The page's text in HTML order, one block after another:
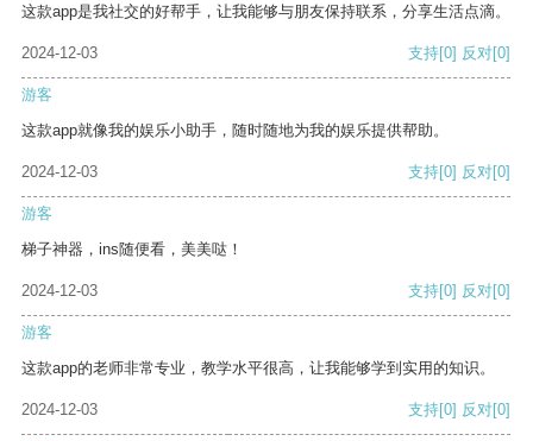
这款app是我社交的好帮手，让我能够与朋友保持联系，分享生活点滴。
2024-12-03 支持[0] 反对[0]
游客
这款app就像我的娱乐小助手，随时随地为我的娱乐提供帮助。
2024-12-03 支持[0] 反对[0]
游客
梯子神器，ins随便看，美美哒！
2024-12-03 支持[0] 反对[0]
游客
这款app的老师非常专业，教学水平很高，让我能够学到实用的知识。
2024-12-03 支持[0] 反对[0]